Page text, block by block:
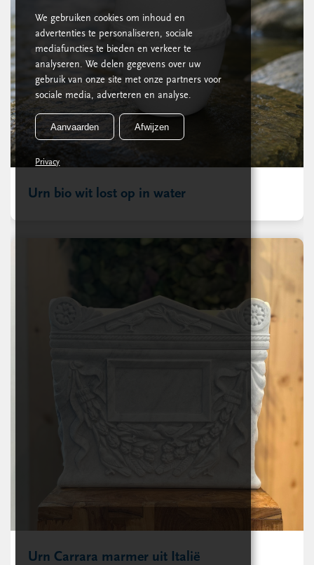
Urn bio wit lost op in water
Urn Carrara marmer uit Italië
We gebruiken cookies om inhoud en
advertenties te personaliseren, sociale
mediafuncties te bieden en verkeer te
analyseren. We delen gegevens over uw
gebruik van onze site met onze partners voor
sociale media, adverteren en analyse.
Aanvaarden Afwijzen
Privacy